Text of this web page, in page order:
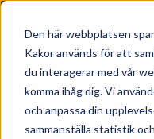
Den här webbplatsen
Kakor används för att
du interagerar med vår
komma ihåg dig. Vi
och anpassa din
sammanställa statistik